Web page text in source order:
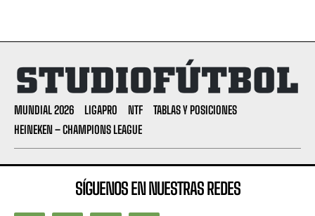
MUNDIAL 2026 LIGAPRO NTF
TABLAS Y POSICIONES
HEINEKEN – CHAMPIONS LEAGUE
SÍGUENOS EN NUESTRAS REDES